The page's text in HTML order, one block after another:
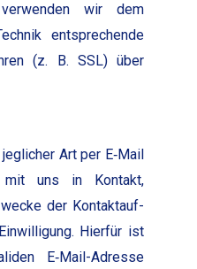
wir dem
entsprechende
(z. B. SSL) über
Art per E‑Mail
mit uns in Kon­takt,
der Kon­tak­tauf­
Hier­für ist
E‑Mail-Adresse